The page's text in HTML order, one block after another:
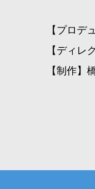
【プロデ
【ディレ
【制作】